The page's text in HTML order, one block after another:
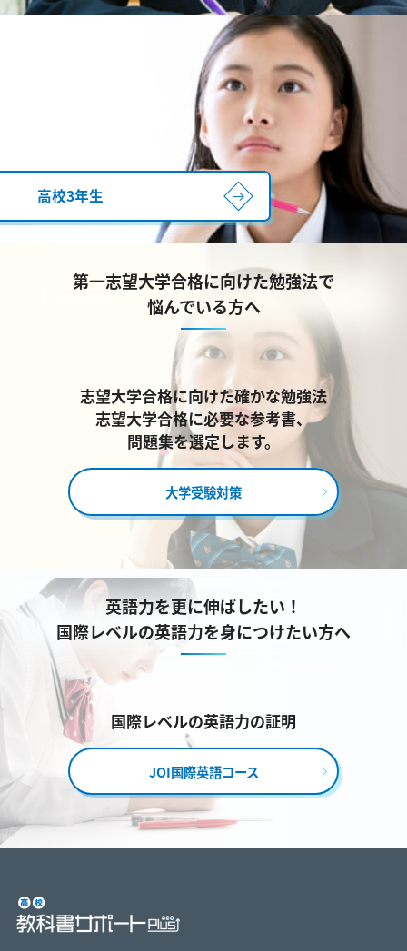
高校3年生
第一志望大学合格に向けた勉強法で
悩んでいる方へ
志望大学合格に向けた確かな勉強法
志望大学合格に必要な参考書、
問題集を選定します。
大学受験対策
英語力を更に伸ばしたい！
国際レベルの英語力を身につけたい方へ
国際レベルの英語力の証明
JOI国際英語コース